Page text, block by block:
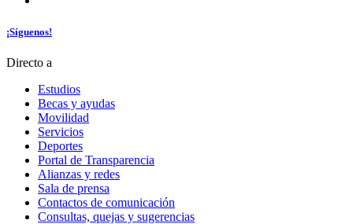
¡Síguenos!
Directo a
Estudios
Becas y ayudas
Movilidad
Servicios
Deportes
Portal de Transparencia
Alianzas y redes
Sala de prensa
Contactos de comunicación
Consultas, quejas y sugerencias